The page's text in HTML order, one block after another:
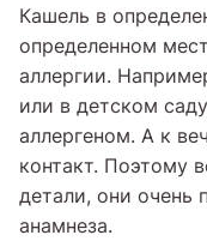
Кашель в
определенном
аллергии.
или в детском
аллергеном. А к
контакт. Поэтому
детали, они очень
анамнеза.